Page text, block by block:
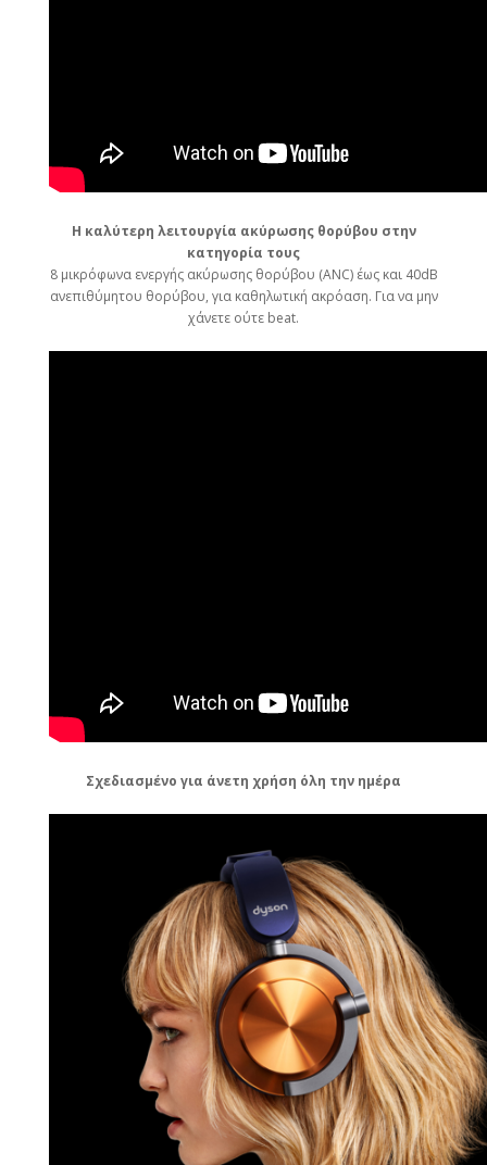
Η καλύτερη λειτουργία ακύρωσης θορύβου στην
κατηγορία τους
8 μικρόφωνα ενεργής ακύρωσης θορύβου (ANC) έως και 40dB
ανεπιθύμητου θορύβου, για καθηλωτική ακρόαση. Για να μην
χάνετε ούτε beat.
Σχεδιασμένο για άνετη χρήση όλη την ημέρα